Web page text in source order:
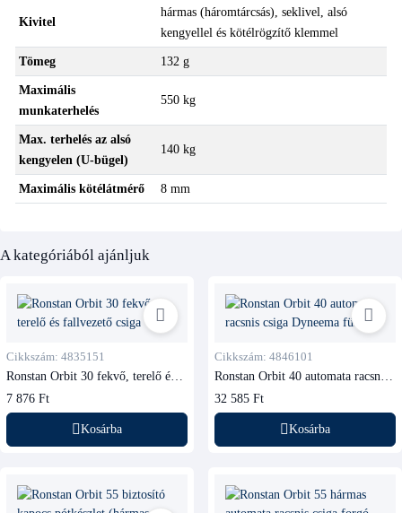
Kivitel
hármas (háromtárcsás), seklivel, alsó
kengyellel és kötélrögzítő klemmel
Tömeg 132 g
Maximális
munkaterhelés
550 kg
Max. terhelés az alsó
kengyelen (U-bügel)
140 kg
Maximális kötélátmérő 8 mm
A kategóriából ajánljuk
Cikkszám: 4835151
Ronstan Orbit 30 fekvő, terelő és
7 876 Ft
Kosárba
Cikkszám: 4846101
Ronstan Orbit 40 automata racsnis
32 585 Ft
Kosárba